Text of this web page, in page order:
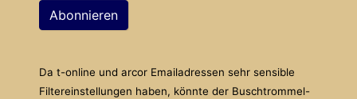
Abonnieren
Da t-online und arcor Emailadressen sehr sensible
Filtereinstellungen haben, könnte der Buschtrommel-